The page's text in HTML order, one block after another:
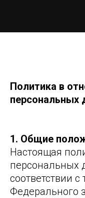
Политика в
персональных
1. Общие
Настоящая
персональных
соответствии
Федерального